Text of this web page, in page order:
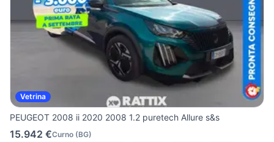
Vetrina
PEUGEOT 2008 ii 2020 2008 1.2 puretech Allure s&s
15.942 €Curno (BG)